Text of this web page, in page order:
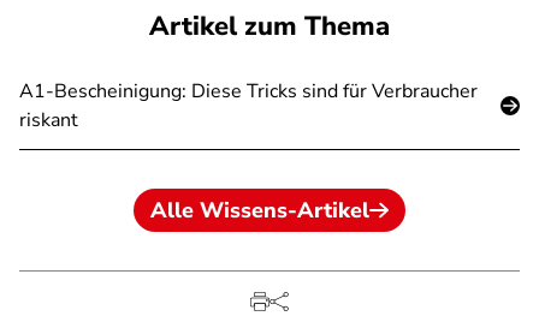
Artikel zum Thema
A1-Bescheinigung: Diese Tricks sind für Verbraucher
riskant
Alle Wissens-Artikel